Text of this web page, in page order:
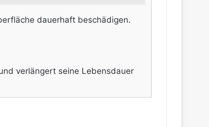
dauerhaft beschädigen.
verlängert seine Lebensdauer